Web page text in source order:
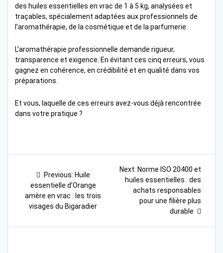
des huiles essentielles en vrac de 1 à 5 kg, analysées et
traçables, spécialement adaptées aux professionnels de
l’aromathérapie, de la cosmétique et de la parfumerie.
L’aromathérapie professionnelle demande rigueur,
transparence et exigence. En évitant ces cinq erreurs, vous
gagnez en cohérence, en crédibilité et en qualité dans vos
préparations.
Et vous, laquelle de ces erreurs avez-vous déjà rencontrée
dans votre pratique ?
l’article
Previous: Previous
post:
Huile
essentielle d’Orange
amère en vrac : les trois
visages du Bigaradier
Next: Next
post:
Norme ISO 20400 et
huiles essentielles : des
achats responsables
pour une filière plus
durable